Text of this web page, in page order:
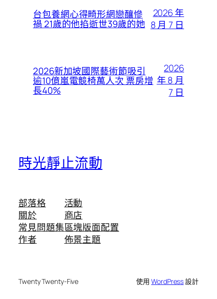
台包養網心得畸形網戀釀慘
禍 21歲的他掐逝世39歲的她
2026 年
8 月 7 日
2026新加坡國際藝術節吸引
逾10億嵐電競椅萬人次 票房增
長40%
2026
年 8 月
7 日
時光靜止流動
部落格
關於
常見問題集
作者
活動
商店
區塊版面配置
佈景主題
Twenty Twenty-Five 使用WordPress設計